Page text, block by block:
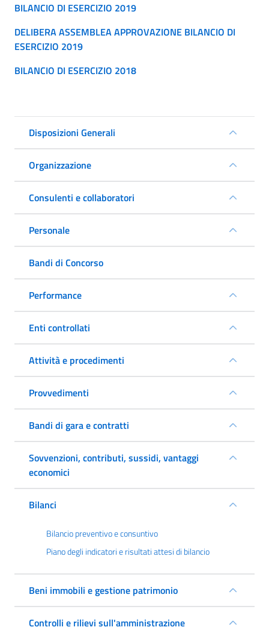
BILANCIO DI ESERCIZIO 2019
DELIBERA ASSEMBLEA APPROVAZIONE BILANCIO DI
ESERCIZIO 2019
BILANCIO DI ESERCIZIO 2018
Disposizioni Generali
Organizzazione
Consulenti e collaboratori
Personale
Bandi di Concorso
Performance
Enti controllati
Attività e procedimenti
Provvedimenti
Bandi di gara e contratti
Sovvenzioni, contributi, sussidi, vantaggi
economici
Bilanci
Bilancio preventivo e consuntivo
Piano degli indicatori e risultati attesi di bilancio
Beni immobili e gestione patrimonio
Controlli e rilievi sull'amministrazione